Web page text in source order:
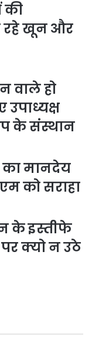
की
रहे खून और
वाले हो
उपाध्यक्ष
के संस्थान
मानदेय
को सराहा
के इस्तीफे
क्यो न उठे